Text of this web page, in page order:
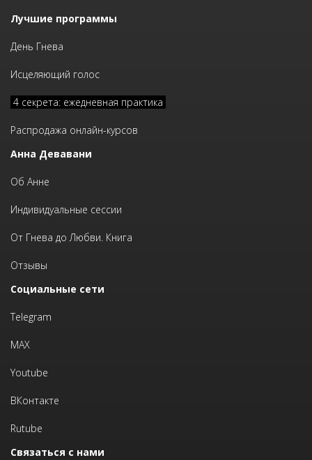
Лучшие программы
День Гнева
Исцеляющий голос
4 секрета: ежедневная практика
Распродажа онлайн-курсов
Анна Девавани
Об Анне
Индивидуальные сессии
От Гнева до Любви. Книга
Отзывы
Социальные сети
Telegram
MAX
Youtube
ВКонтакте
Rutube
Связаться с нами